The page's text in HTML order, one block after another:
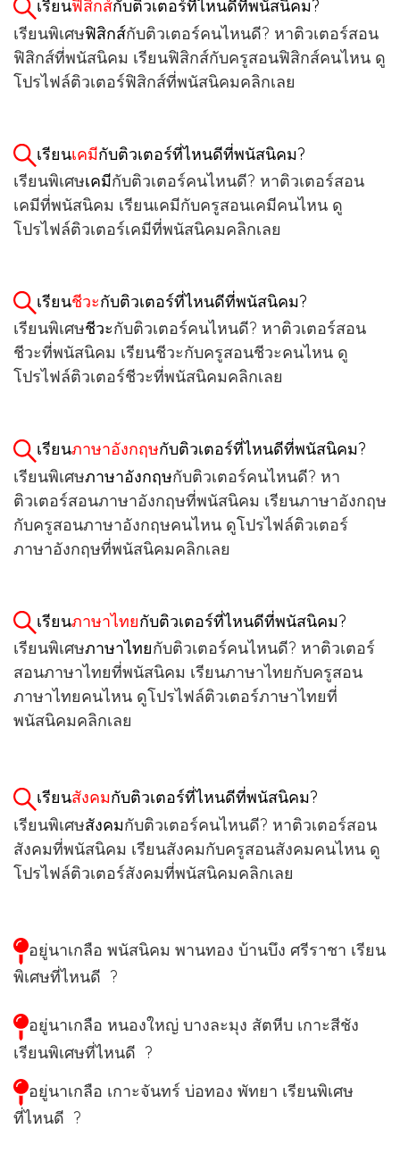
เรียนฟิสิกส์กับติวเตอร์ที่ไหนดีที่พนัสนิคม?
เรียนพิเศษฟิสิกส์กับติวเตอร์คนไหนดี? หาติวเตอร์สอน
ฟิสิกส์ที่พนัสนิคม เรียนฟิสิกส์กับครูสอนฟิสิกส์คนไหน ดู
โปรไฟล์ติวเตอร์ฟิสิกส์ที่พนัสนิคมคลิกเลย
เรียนเคมีกับติวเตอร์ที่ไหนดีที่พนัสนิคม?
เรียนพิเศษเคมีกับติวเตอร์คนไหนดี? หาติวเตอร์สอน
เคมีที่พนัสนิคม เรียนเคมีกับครูสอนเคมีคนไหน ดู
โปรไฟล์ติวเตอร์เคมีที่พนัสนิคมคลิกเลย
เรียนชีวะกับติวเตอร์ที่ไหนดีที่พนัสนิคม?
เรียนพิเศษชีวะกับติวเตอร์คนไหนดี? หาติวเตอร์สอน
ชีวะที่พนัสนิคม เรียนชีวะกับครูสอนชีวะคนไหน ดู
โปรไฟล์ติวเตอร์ชีวะที่พนัสนิคมคลิกเลย
เรียนภาษาอังกฤษกับติวเตอร์ที่ไหนดีที่พนัสนิคม?
เรียนพิเศษภาษาอังกฤษกับติวเตอร์คนไหนดี? หา
ติวเตอร์สอนภาษาอังกฤษที่พนัสนิคม เรียนภาษาอังกฤษ
กับครูสอนภาษาอังกฤษคนไหน ดูโปรไฟล์ติวเตอร์
ภาษาอังกฤษที่พนัสนิคมคลิกเลย
เรียนภาษาไทยกับติวเตอร์ที่ไหนดีที่พนัสนิคม?
เรียนพิเศษภาษาไทยกับติวเตอร์คนไหนดี? หาติวเตอร์
สอนภาษาไทยที่พนัสนิคม เรียนภาษาไทยกับครูสอน
ภาษาไทยคนไหน ดูโปรไฟล์ติวเตอร์ภาษาไทยที่
พนัสนิคมคลิกเลย
เรียนสังคมกับติวเตอร์ที่ไหนดีที่พนัสนิคม?
เรียนพิเศษสังคมกับติวเตอร์คนไหนดี? หาติวเตอร์สอน
สังคมที่พนัสนิคม เรียนสังคมกับครูสอนสังคมคนไหน ดู
โปรไฟล์ติวเตอร์สังคมที่พนัสนิคมคลิกเลย
อยู่นาเกลือ พนัสนิคม พานทอง บ้านบึง ศรีราชา เรียน
พิเศษที่ไหนดี ?
อยู่นาเกลือ หนองใหญ่ บางละมุง สัตหีบ เกาะสีชัง
เรียนพิเศษที่ไหนดี ?
อยู่นาเกลือ เกาะจันทร์ บ่อทอง พัทยา เรียนพิเศษ
ที่ไหนดี ?